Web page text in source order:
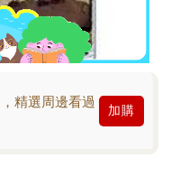
精選周邊看過
加購